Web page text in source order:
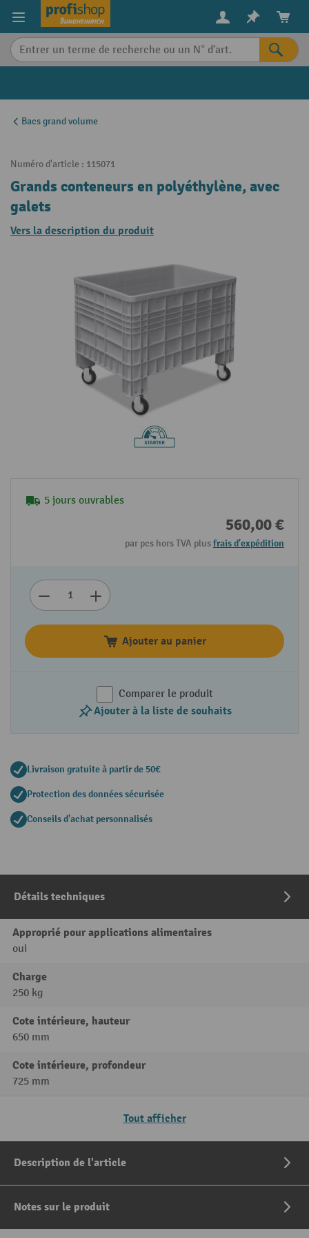
content
Bacs grand volume
Numéro d'article : 115071
Grands conteneurs en polyéthylène, avec
galets
Vers la description du produit
5 jours ouvrables
560,00 €
par pcs hors TVA plusfrais d'expédition
Ajouter au panier
Comparer le produit
Ajouter à la liste de souhaits
Livraison gratuite à partir de 50€
Protection des données sécurisée
Conseils d'achat personnalisés
Détails techniques
Approprié pour applications alimentaires
oui
Charge
250 kg
Cote intérieure, hauteur
650 mm
Cote intérieure, profondeur
725 mm
Tout afficher
Description de l'article
Notes sur le produit